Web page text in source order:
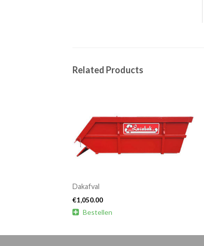
Related Products
Dakafval
€1,050.00
 Bestellen